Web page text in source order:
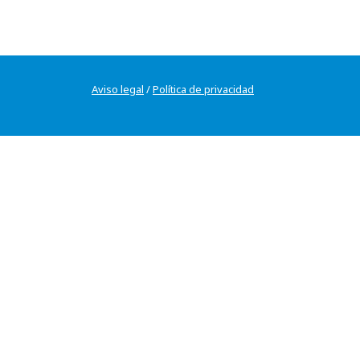
Aviso legal /Política de privacidad